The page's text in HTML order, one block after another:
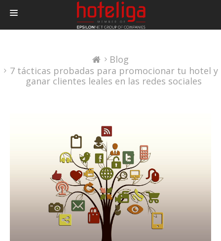
INTEGRACIONES
Blog
7 tácticas probadas para promocionar tu hotel y
ganar clientes leales en las redes sociales